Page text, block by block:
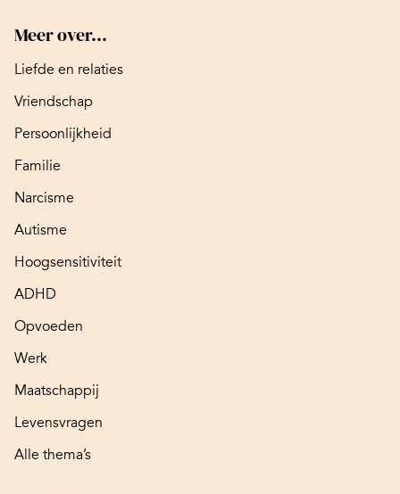
Meer over...
Liefde en relaties
Vriendschap
Persoonlijkheid
Familie
Narcisme
Autisme
Hoogsensitiviteit
ADHD
Opvoeden
Werk
Maatschappij
Levensvragen
Alle thema’s